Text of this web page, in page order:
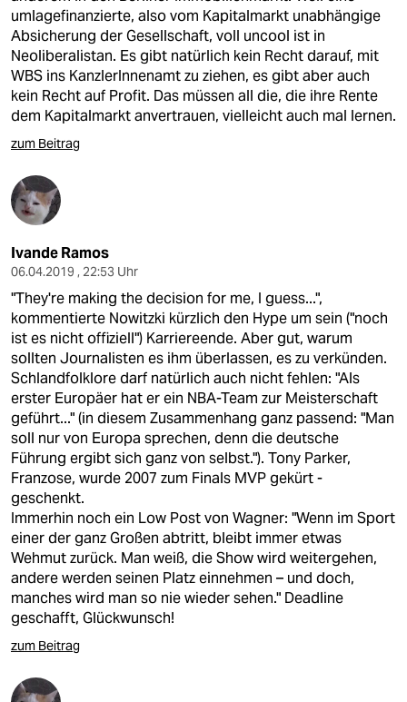
umlagefinanzierte, also vom Kapitalmarkt unabhängige
Absicherung der Gesellschaft, voll uncool ist in
Neoliberalistan. Es gibt natürlich kein Recht darauf, mit
WBS ins KanzlerInnenamt zu ziehen, es gibt aber auch
kein Recht auf Profit. Das müssen all die, die ihre Rente
dem Kapitalmarkt anvertrauen, vielleicht auch mal lernen.
zum Beitrag
Ivande Ramos
06.04.2019 , 22:53 Uhr
"They're making the decision for me, I guess...",
kommentierte Nowitzki kürzlich den Hype um sein ("noch
ist es nicht offiziell") Karriereende. Aber gut, warum
sollten Journalisten es ihm überlassen, es zu verkünden.
Schlandfolklore darf natürlich auch nicht fehlen: "Als
erster Europäer hat er ein NBA-Team zur Meisterschaft
geführt..." (in diesem Zusammenhang ganz passend: "Man
soll nur von Europa sprechen, denn die deutsche
Führung ergibt sich ganz von selbst."). Tony Parker,
Franzose, wurde 2007 zum Finals MVP gekürt -
geschenkt.
Immerhin noch ein Low Post von Wagner: "Wenn im Sport
einer der ganz Großen abtritt, bleibt immer etwas
Wehmut zurück. Man weiß, die Show wird weitergehen,
andere werden seinen Platz einnehmen – und doch,
manches wird man so nie wieder sehen." Deadline
geschafft, Glückwunsch!
zum Beitrag